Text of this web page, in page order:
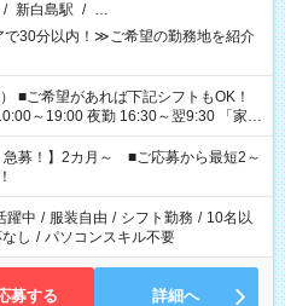
/ 新白島駅 / …
30分以内！≫ご希望の勤務地を紹介
！
～19:00 夜勤 16:30～翌9:30 「家族
余裕を持って夕飯の準備がしたい」
ない」 など、ご希望を教えてください
務時間。 合計で週40時間を超える場
急募！】2カ月～ ■ご応募から最短2～
躍中 / 服装自由 / シフト勤務 / 10名以
し / パソコンスキル不要
募する 詳細へ